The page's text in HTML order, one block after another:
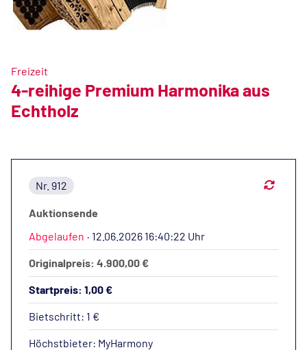
Freizeit
4-reihige Premium Harmonika aus
Echtholz
Nr. 912
Auktionsende
Abgelaufen · 12.06.2026 16:40:22 Uhr
Originalpreis: 4.900,00 €
Startpreis: 1,00 €
Bietschritt: 1 €
Höchstbieter: MyHarmony